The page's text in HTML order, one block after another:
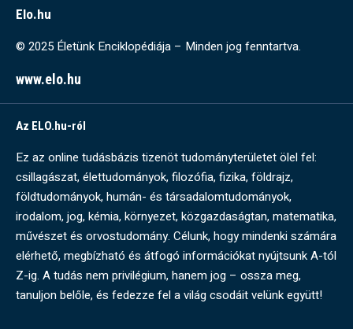
Elo.hu
© 2025 Életünk Enciklopédiája – Minden jog fenntartva.
www.elo.hu
Az ELO.hu-ról
Ez az online tudásbázis tizenöt tudományterületet ölel fel:
csillagászat, élettudományok, filozófia, fizika, földrajz,
földtudományok, humán- és társadalomtudományok,
irodalom, jog, kémia, környezet, közgazdaságtan, matematika,
művészet és orvostudomány. Célunk, hogy mindenki számára
elérhető, megbízható és átfogó információkat nyújtsunk A-tól
Z-ig. A tudás nem privilégium, hanem jog – ossza meg,
tanuljon belőle, és fedezze fel a világ csodáit velünk együtt!